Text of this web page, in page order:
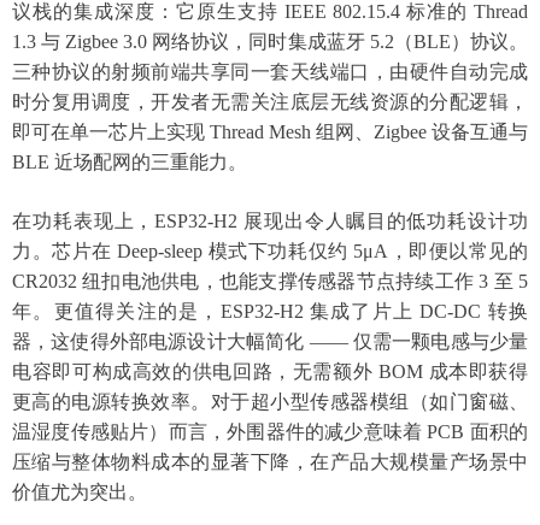
议栈的集成深度：它原生支持 IEEE 802.15.4 标准的 Thread
1.3 与 Zigbee 3.0 网络协议，同时集成蓝牙 5.2（BLE）协议。
三种协议的射频前端共享同一套天线端口，由硬件自动完成
时分复用调度，开发者无需关注底层无线资源的分配逻辑，
即可在单一芯片上实现 Thread Mesh 组网、Zigbee 设备互通与
BLE 近场配网的三重能力。
在功耗表现上，ESP32-H2 展现出令人瞩目的低功耗设计功
力。芯片在 Deep-sleep 模式下功耗仅约 5μA，即便以常见的
CR2032 纽扣电池供电，也能支撑传感器节点持续工作 3 至 5
年。更值得关注的是，ESP32-H2 集成了片上 DC-DC 转换
器，这使得外部电源设计大幅简化 —— 仅需一颗电感与少量
电容即可构成高效的供电回路，无需额外 BOM 成本即获得
更高的电源转换效率。对于超小型传感器模组（如门窗磁、
温湿度传感贴片）而言，外围器件的减少意味着 PCB 面积的
压缩与整体物料成本的显著下降，在产品大规模量产场景中
价值尤为突出。